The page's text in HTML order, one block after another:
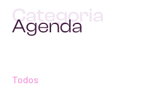
Categoria
Agenda
Todos